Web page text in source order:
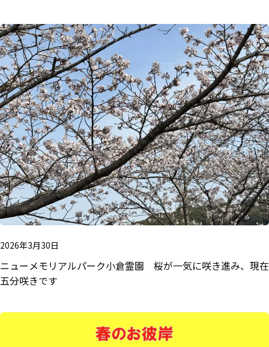
2026年3月30日
ニューメモリアルパーク小倉霊園 桜が一気に咲き進み、現在
五分咲きです